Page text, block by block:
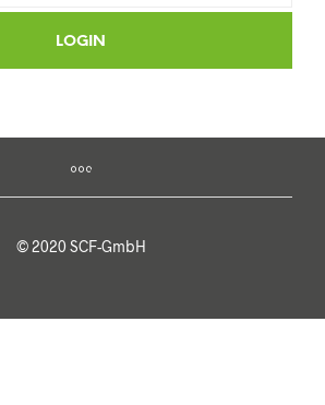
© 2020 SCF-GmbH